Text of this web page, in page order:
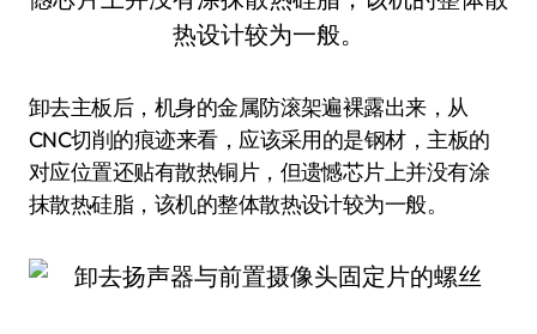
卸去主板后，机身的金属防滚架遍裸露出来，从
CNC切削的痕迹来看，应该采用的是钢材，主板的
对应位置还贴有散热铜片，但遗憾芯片上并没有涂
抹散热硅脂，该机的整体散热设计较为一般。